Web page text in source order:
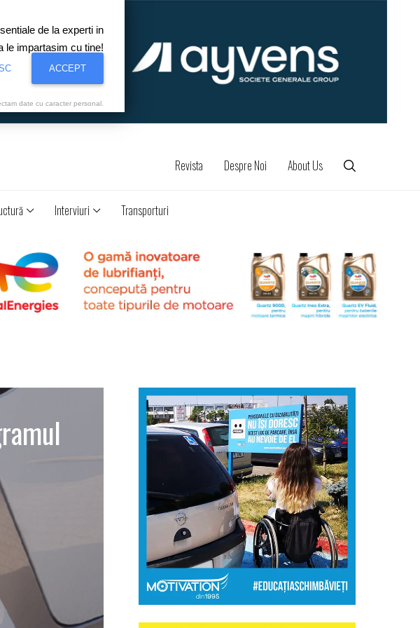
Revista Despre Noi About Us
Interviuri Transporturi
de la experti in
le impartasim cu tine!
ACCEPT
date cu caracter personal.